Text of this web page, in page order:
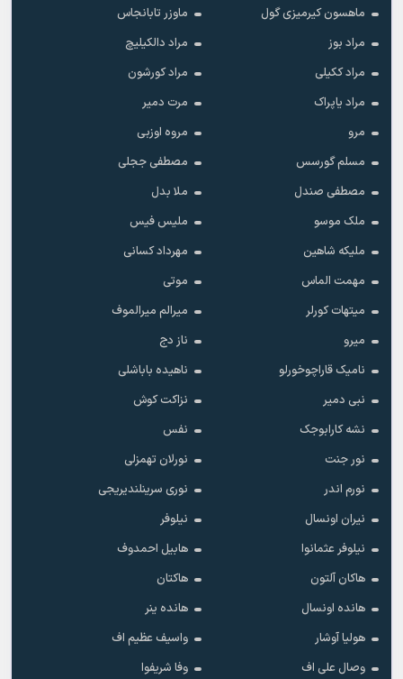
ماهسون کیرمیزی گول
ماوزر تابانجاس
مراد بوز
مراد دالکیلیچ
مراد ککیلی
مراد کورشون
مراد یاپراک
مرت دمیر
مرو
مروه اوزبی
مسلم گورسس
مصطفی ججلی
مصطفی صندل
ملا بدل
ملک موسو
ملیس فیس
ملیکه شاهین
مهرداد کسانی
مهمت الماس
موتی
میتهات کورلر
میرالم میرالموف
میرو
ناز دج
نامیک قاراچوخورلو
ناهیده باباشلی
نبی دمیر
نزاکت کوش
نشه کارابوجک
نفس
نور جنت
نورلان تهمزلی
نورم اندر
نوری سرینلندیریجی
نیران اونسال
نیلوفر
نیلوفر عثمانوا
هابیل احمدوف
هاکان آلتون
هاکتان
هانده اونسال
هانده ینر
هولیا آوشار
واسیف عظیم اف
وصال علی اف
وفا شریفوا